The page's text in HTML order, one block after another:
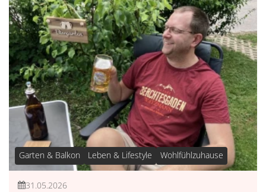
Garten & Balkon Leben & Lifestyle Wohlfühlzuhause
31.05.2026